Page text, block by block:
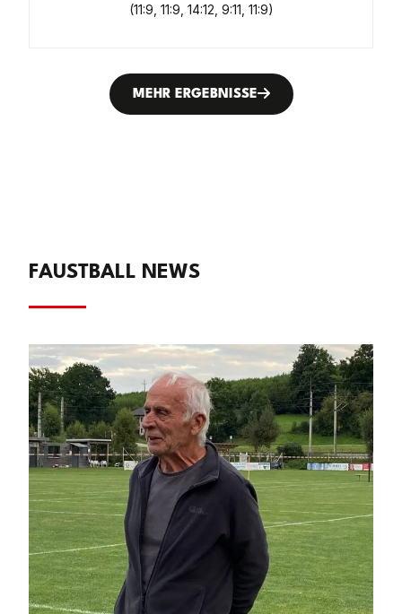
(11:9, 11:9, 14:12, 9:11, 11:9)
MEHR ERGEBNISSE
FAUSTBALL NEWS